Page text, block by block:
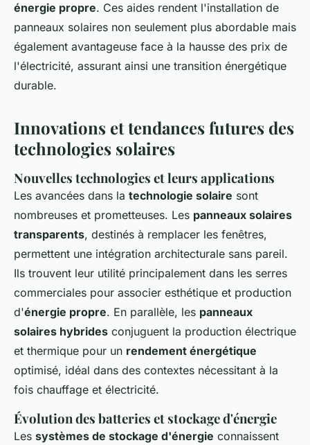
énergie propre. Ces aides rendent l'installation de
panneaux solaires non seulement plus abordable mais
également avantageuse face à la hausse des prix de
l'électricité, assurant ainsi une transition énergétique
durable.
Innovations et tendances futures des
technologies solaires
Nouvelles technologies et leurs applications
Les avancées dans la technologie solaire sont
nombreuses et prometteuses. Les panneaux solaires
transparents, destinés à remplacer les fenêtres,
permettent une intégration architecturale sans pareil.
Ils trouvent leur utilité principalement dans les serres
commerciales pour associer esthétique et production
d'énergie propre. En parallèle, les panneaux
solaires hybrides conjuguent la production électrique
et thermique pour un rendement énergétique
optimisé, idéal dans des contextes nécessitant à la
fois chauffage et électricité.
Évolution des batteries et stockage d'énergie
Les systèmes de stockage d'énergie connaissent